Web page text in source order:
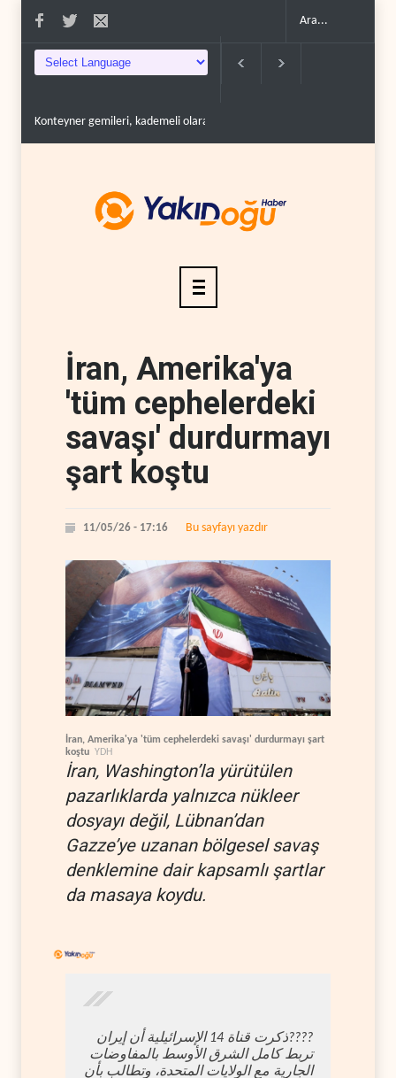
güzergahına d.. İran: Mekke Anlaşması bize karşı değil..
İran, Amerika'ya
'tüm cephelerdeki
savaşı' durdurmayı
şart koştu
11/05/26 - 17:16 Bu sayfayı yazdır
İran, Amerika'ya 'tüm cephelerdeki savaşı' durdurmayı şart
koştu YDH
İran, Washington’la yürütülen
pazarlıklarda yalnızca nükleer
dosyayı değil, Lübnan’dan
Gazze’ye uzanan bölgesel savaş
denklemine dair kapsamlı şartlar
da masaya koydu.
????ذكرت قناة 14 الإسرائيلية أن إيران
تربط كامل الشرق الأوسط بالمفاوضات
الجارية مع الولايات المتحدة، وتطالب بأن